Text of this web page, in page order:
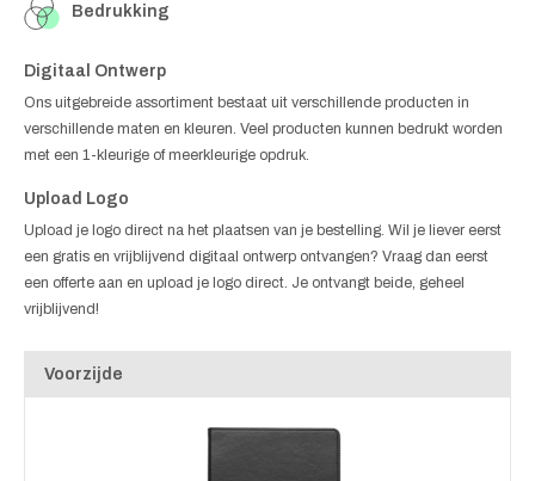
Bedrukking
Digitaal Ontwerp
Ons uitgebreide assortiment bestaat uit verschillende producten in
verschillende maten en kleuren. Veel producten kunnen bedrukt worden
met een 1-kleurige of meerkleurige opdruk.
Upload Logo
Upload je logo direct na het plaatsen van je bestelling. Wil je liever eerst
een gratis en vrijblijvend digitaal ontwerp ontvangen? Vraag dan eerst
een offerte aan en upload je logo direct. Je ontvangt beide, geheel
vrijblijvend!
Voorzijde